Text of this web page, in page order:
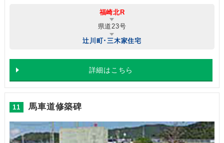
福崎北R
県道23号
辻川町･三木家住宅
詳細はこちら
11 馬車道修築碑